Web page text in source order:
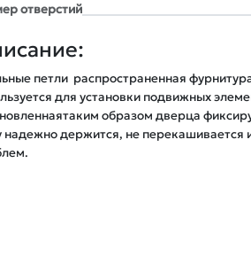
отверстий
петли  распространенная
для установки подвижных
образом дверца
надежно держится, не перекашивается